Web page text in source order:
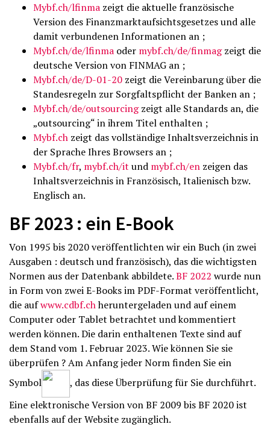
Mybf.ch/lfinma zeigt die aktuelle französische
Version des Finanzmarktaufsichtsgesetzes und alle
damit verbundenen Informationen an ;
Mybf.ch/de/lfinma oder mybf.ch/de/finmagzeigt die
deutsche Version von FINMAG an ;
Mybf.ch/de/D-01-20 zeigt die Vereinbarung über die
Standesregeln zur Sorgfaltspflicht der Banken an ;
Mybf.ch/de/outsourcingzeigt alle Standards an, die
„outsourcing“ in ihrem Titel enthalten ;
Mybf.ch zeigt das vollständige Inhaltsverzeichnis in
der Sprache Ihres Browsers an ;
Mybf.ch/fr, mybf.ch/it und mybf.ch/en zeigen das
Inhaltsverzeichnis in Französisch, Italienisch bzw.
Englisch an.
BF 2023 : ein E-Book
Von 1995 bis 2020 veröffentlichten wir ein Buch (in zwei
Ausgaben : deutsch und französisch), das die wichtigsten
Normen aus der Datenbank abbildete.BF 2022 wurde nun
in Form von zwei E-Books im PDF-Format veröffentlicht,
die aufwww.cdbf.chheruntergeladen und auf einem
Computer oder Tablet betrachtet und kommentiert
werden können. Die darin enthaltenen Texte sind auf
dem Stand vom 1. Februar 2023. Wie können Sie sie
überprüfen ? Am Anfang jeder Norm finden Sie ein
Symbol
, das diese Überprüfung für Sie durchführt.
Eine elektronische Version von BF 2009 bis BF 2020 ist
ebenfalls auf der Website zugänglich.